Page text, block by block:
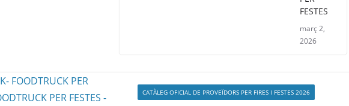
FESTES
març 2,
2026
CATÀLEG OFICIAL DE PROVEÏDORS PER FIRES I FESTES 2026